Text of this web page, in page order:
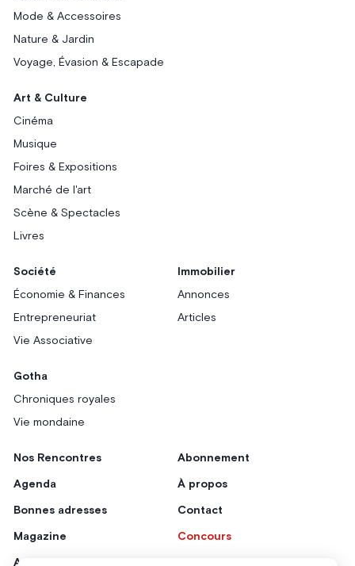
Mode & Accessoires
Nature & Jardin
Voyage, Évasion & Escapade
Art & Culture
Cinéma
Musique
Foires & Expositions
Marché de l'art
Scène & Spectacles
Livres
Société
Économie & Finances
Entrepreneuriat
Vie Associative
Immobilier
Annonces
Articles
Gotha
Chroniques royales
Vie mondaine
Nos Rencontres
Agenda
Bonnes adresses
Magazine
Annonceurs
Abonnement
À propos
Contact
Concours